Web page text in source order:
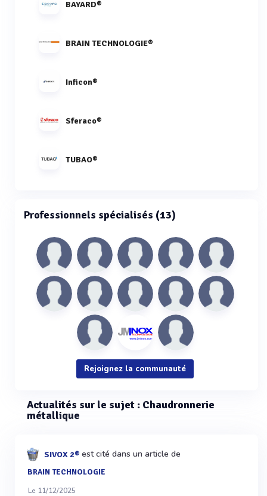
BAYARD®
BRAIN TECHNOLOGIE®
Inficon®
Sferaco®
TUBAO®
Professionnels spécialisés (13)
Rejoignez la communauté
Actualités sur le sujet : Chaudronnerie
métallique
SIVOX 2® est cité dans un article de
BRAIN TECHNOLOGIE
Le 11/12/2025